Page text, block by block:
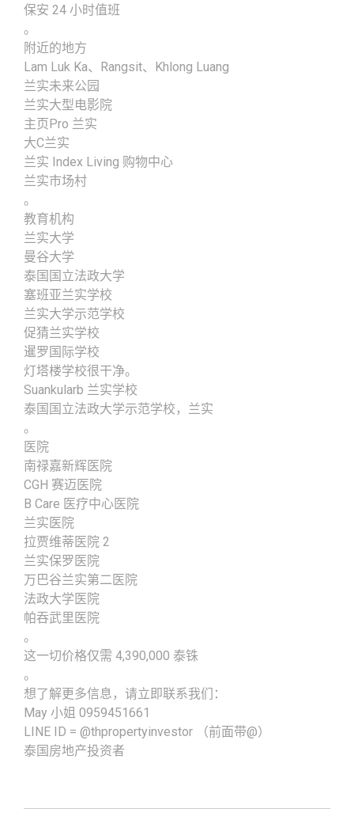
保安 24 小时值班
。
附近的地方
Lam Luk Ka、Rangsit、Khlong Luang
兰实未来公园
兰实大型电影院
主页Pro 兰实
大C兰实
兰实 Index Living 购物中心
兰实市场村
。
教育机构
兰实大学
曼谷大学
泰国国立法政大学
塞班亚兰实学校
兰实大学示范学校
促猜兰实学校
暹罗国际学校
灯塔楼学校很干净。
Suankularb 兰实学校
泰国国立法政大学示范学校，兰实
。
医院
南禄嘉新辉医院
CGH 赛迈医院
B Care 医疗中心医院
兰实医院
拉贾维蒂医院 2
兰实保罗医院
万巴谷兰实第二医院
法政大学医院
帕吞武里医院
。
这一切价格仅需 4,390,000 泰铢️
。
想了解更多信息，请立即联系我们：
May 小姐 0959451661
LINE ID = @thpropertyinvestor （前面带@）
泰国房地产投资者